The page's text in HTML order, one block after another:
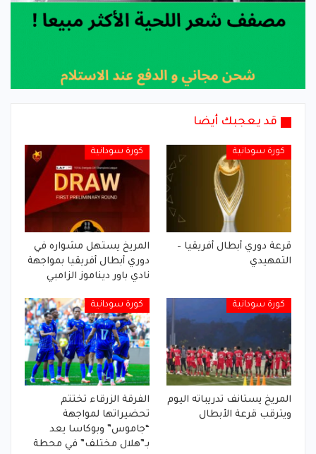
قد يعجبك أيضا
كورة سودانية
قرعة دوري أبطال أفريقيا –
التمهيدي
كورة سودانية
المريخ يستهل مشواره في
دوري أبطال أفريقيا بمواجهة
نادي باور ديناموز الزامبي
كورة سودانية
المريخ يستانف تدريباته اليوم
ويترقب قرعة الأبطال
كورة سودانية
الفرقة الزرقاء تختتم
تحضيراتها لمواجهة
“جاموس” وبوكاسا يعد
بـ”هلال مختلف” في محطة